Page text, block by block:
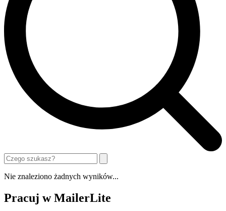
Nie znaleziono żadnych wyników...
Pracuj w MailerLite